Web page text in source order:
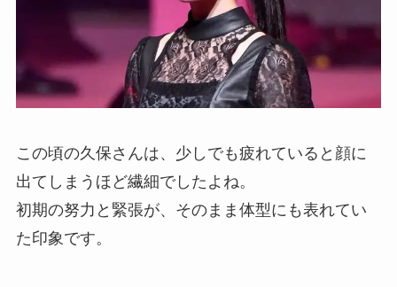
この頃の久保さんは、少しでも疲れていると顔に
出てしまうほど繊細でしたよね。
初期の努力と緊張が、そのまま体型にも表れてい
た印象です。